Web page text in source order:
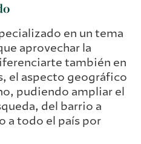
en un tema
aprovechar la
también en
el aspecto geográfico
pudiendo ampliar el
del barrio a
a todo el país por